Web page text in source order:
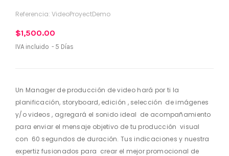
Referencia: VideoProyectDemo
$1,500.00
IVA incluido 5 Días
Un Manager de producción de video hará por ti la
planificación, storyboard, edición , selección de imágenes
y/o videos , agregará el sonido ideal de acompañamiento
para enviar el mensaje objetivo de tu producción visual
con 60 segundos de duración. Tus indicaciones y nuestra
expertiz fusionados para crear el mejor promocional de